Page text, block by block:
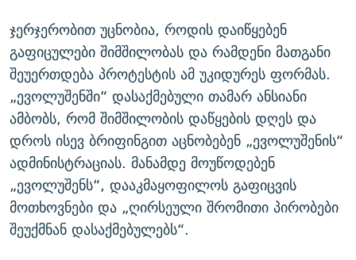
ჯერჯერობით უცნობია, როდის დაიწყებენ
გაფიცულები შიმშილობას და რამდენი მათგანი
შეუერთდება პროტესტის ამ უკიდურეს ფორმას.
„ევოლუშენში“ დასაქმებული თამარ ანსიანი
ამბობს, რომ შიმშილობის დაწყების დღეს და
დროს ისევ ბრიფინგით აცნობებენ „ევოლუშენის“
ადმინისტრაციას. მანამდე მოუწოდებენ
„ევოლუშენს“, დააკმაყოფილოს გაფიცვის
მოთხოვნები და „ღირსეული შრომითი პირობები
შეუქმნან დასაქმებულებს“.